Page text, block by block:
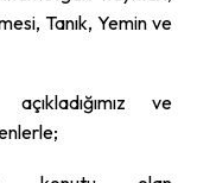
Tanık, Yemin ve
ve